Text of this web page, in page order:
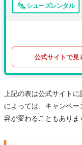
シューズレンタル
公式サイトで見
上記の表は公式サイト
によっては、キャンペ
容が変わることもありま